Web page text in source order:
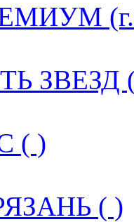
(г.
ЗВЕЗД
( )
( )